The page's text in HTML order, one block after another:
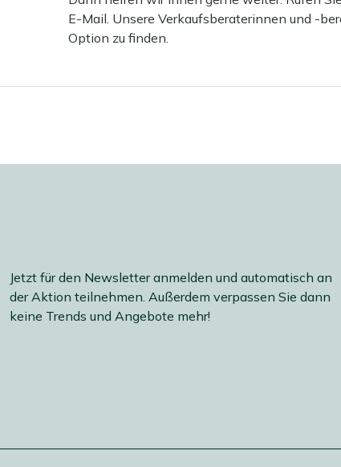
E-Mail. Unsere Verkaufsberaterinnen und -
Option zu finden.
Jetzt für den Newsletter anmelden und automatisch an
der Aktion teilnehmen. Außerdem verpassen Sie dann
keine Trends und Angebote mehr!